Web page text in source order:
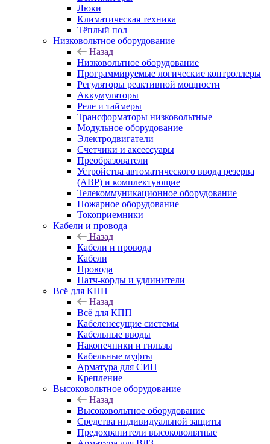
Люки
Климатическая техника
Тёплый пол
Низковольтное оборудование
Назад
Низковольтное оборудование
Программируемые логические контроллеры
Регуляторы реактивной мощности
Аккумуляторы
Реле и таймеры
Трансформаторы низковольтные
Модульное оборудование
Электродвигатели
Счетчики и аксессуары
Преобразователи
Устройства автоматического ввода резерва
(АВР) и комплектующие
Телекоммуникационное оборудование
Пожарное оборудование
Токоприемники
Кабели и провода
Назад
Кабели и провода
Кабели
Провода
Патч-корды и удлинители
Всё для КПП
Назад
Всё для КПП
Кабеленесущие системы
Кабельные вводы
Наконечники и гильзы
Кабельные муфты
Арматура для СИП
Крепление
Высоковольтное оборудование
Назад
Высоковольтное оборудование
Средства индивидуальной защиты
Предохранители высоковольтные